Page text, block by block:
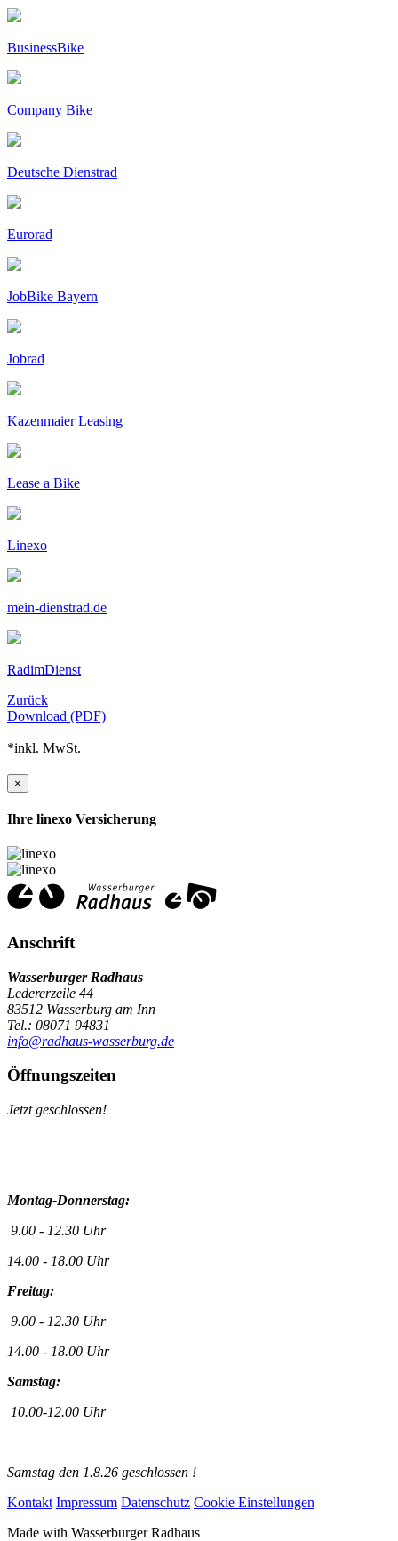
BusinessBike
Company Bike
Deutsche Dienstrad
Eurorad
JobBike Bayern
Jobrad
Kazenmaier Leasing
Lease a Bike
Linexo
mein-dienstrad.de
RadimDienst
Zurück
Download (PDF)
*inkl. MwSt.
×
Ihre linexo Versicherung
Anschrift
Wasserburger Radhaus
Ledererzeile 44
83512 Wasserburg am Inn
Tel.: 08071 94831
info@radhaus-wasserburg.de
Öffnungszeiten
Jetzt geschlossen!
Montag-Donnerstag:
9.00 - 12.30 Uhr
14.00 - 18.00 Uhr
Freitag:
9.00 - 12.30 Uhr
14.00 - 18.00 Uhr
Samstag:
10.00-12.00 Uhr
Samstag den 1.8.26 geschlossen !
Kontakt Impressum Datenschutz Cookie Einstellungen
Made with Wasserburger Radhaus